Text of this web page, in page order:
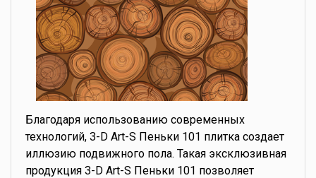
Благодаря использованию современных
технологий, 3-D Art-S Пеньки 101 плитка создает
иллюзию подвижного пола. Такая эксклюзивная
продукция 3-D Art-S Пеньки 101 позволяет